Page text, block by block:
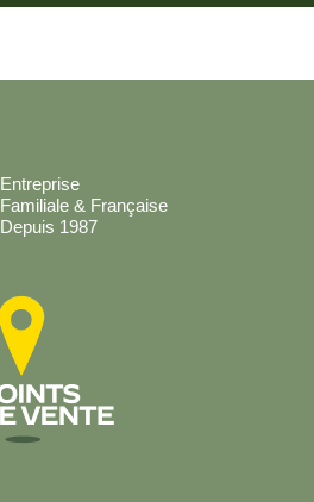
Entreprise
Familiale & Française
Depuis 1987